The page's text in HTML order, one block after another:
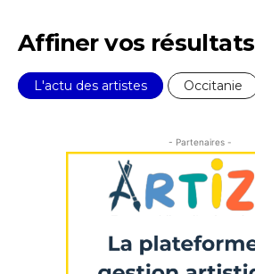
Affiner vos résultats
L'actu des artistes Occitanie
- Partenaires -